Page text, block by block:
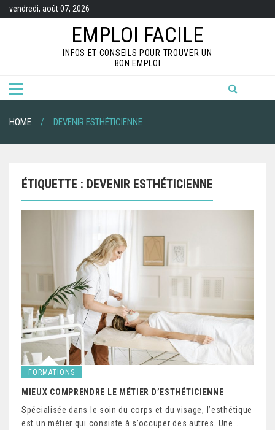
t
vendredi, août 07, 2026
EMPLOI FACILE
INFOS ET CONSEILS POUR TROUVER UN
BON EMPLOI
HOME DEVENIR ESTHÉTICIENNE
ÉTIQUETTE : DEVENIR ESTHÉTICIENNE
FORMATIONS
MIEUX COMPRENDRE LE MÉTIER D’ESTHÉTICIENNE
Spécialisée dans le soin du corps et du visage, l’esthétique
est un métier qui consiste à s’occuper des autres. Une…